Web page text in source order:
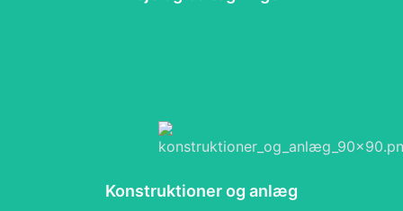
Konstruktioner og anlæg